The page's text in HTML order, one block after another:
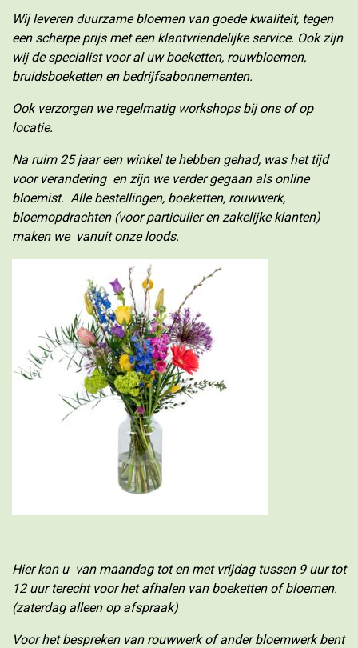
Wij leveren duurzame bloemen van goede kwaliteit, tegen
een scherpe prijs met een klantvriendelijke service. Ook zijn
wij de specialist voor al uw boeketten, rouwbloemen,
bruidsboeketten en bedrijfsabonnementen.
Ook verzorgen we regelmatig workshops bij ons of op
locatie.
Na ruim 25 jaar een winkel te hebben gehad, was het tijd
voor verandering en zijn we verder gegaan als online
bloemist. Alle bestellingen, boeketten, rouwwerk,
bloemopdrachten (voor particulier en zakelijke klanten)
maken we vanuit onze loods.
Hier kan u van maandag tot en met vrijdag tussen 9 uur tot
12 uur terecht voor het afhalen van boeketten of bloemen.
(zaterdag alleen op afspraak)
Voor het bespreken van rouwwerk of ander bloemwerk bent